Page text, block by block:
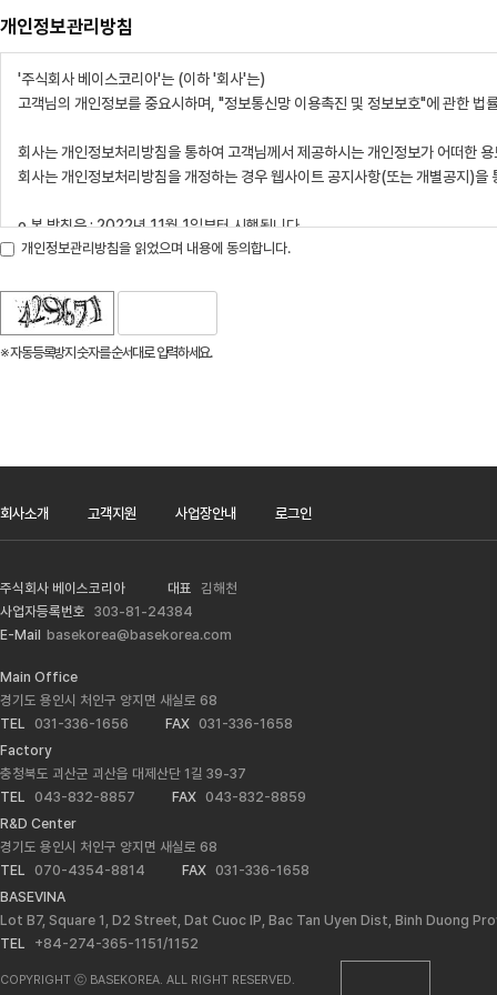
개인정보관리방침
개인정보관리방침을 읽었으며 내용에 동의합니다.
※ 자동등록방지 숫자를 순서대로 입력하세요.
회사소개 고객지원 사업장안내 로그인
주식회사 베이스코리아 대표
김해천
사업자등록번호 303-81-24384
E-Mail basekorea@basekorea.com
Main Office
경기도 용인시 처인구 양지면 새실로 68
TEL 031-336-1656 FAX 031-336-1658
Factory
충청북도 괴산군 괴산읍 대제산단 1길 39-37
TEL 043-832-8857 FAX 043-832-8859
R&D Center
경기도 용인시 처인구 양지면 새실로 68
TEL 070-4354-8814 FAX 031-336-1658
BASEVINA
Lot B7, Square 1, D2 Street, Dat Cuoc IP, Bac Tan Uyen Dist, Binh Duong
TEL
+84-274-365-1151/1152
COPYRIGHT ⓒ BASEKOREA. ALL RIGHT RESERVED.